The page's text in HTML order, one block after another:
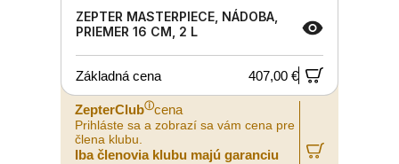
ZEPTER MASTERPIECE, NÁDOBA,
PRIEMER 16 CM, 2 L
Základná cena 407,00 €
ZepterClubⓘcena
Prihláste sa a zobrazí sa vám cena pre
člena klubu.
Iba členovia klubu majú garanciu